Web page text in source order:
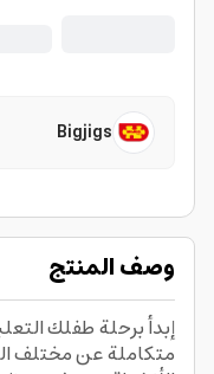
Bigjigs
وصف المنتج
إبدأ برحلة طفلك
متكاملة عن مختلف